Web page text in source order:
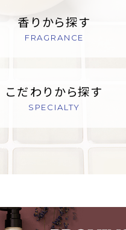
香りから探す
FRAGRANCE
こだわりから探す
SPECIALTY